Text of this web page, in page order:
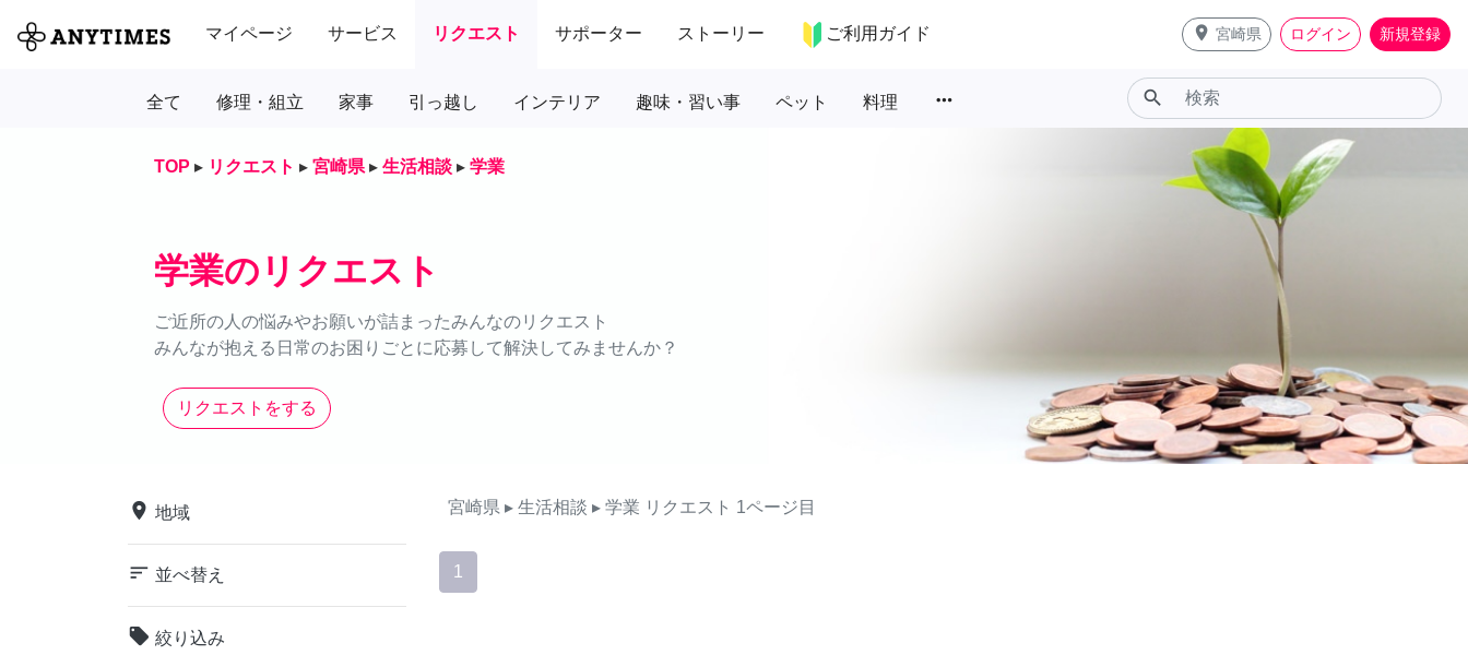
マイページ サービス リクエスト サポーター ストーリー ご利用ガイド place 宮崎県 ログイン 新規登録
全て 修理・組立 家事 引っ越し インテリア 趣味・習い事 ペット 料理 more_horiz search
TOP ▸ リクエスト ▸ 宮崎県 ▸ 生活相談 ▸ 学業
学業のリクエスト
ご近所の人の悩みやお願いが詰まったみんなのリクエスト
みんなが抱える日常のお困りごとに応募して解決してみませんか？
リクエストをする
place 地域
sort 並べ替え
local_offer 絞り込み
宮崎県 ▸ 生活相談 ▸ 学業 リクエスト 1ページ目
1